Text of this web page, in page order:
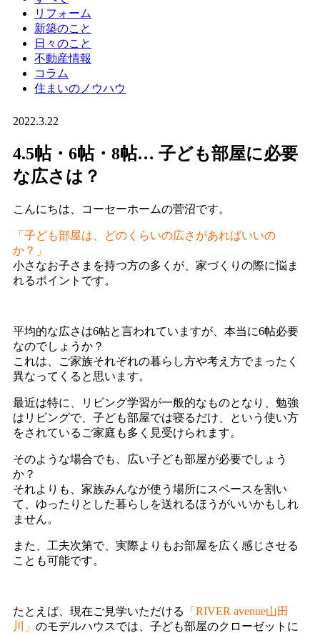
リフォーム
新築のこと
日々のこと
不動産情報
コラム
住まいのノウハウ
2022.3.22
4.5帖・6帖・8帖… 子ども部屋に必要
な広さは？
こんにちは、コーセーホームの菅沼です。
「子ども部屋は、どのくらいの広さがあればいいの
か？」
小さなお子さまを持つ方の多くが、家づくりの際に悩ま
れるポイントです。
平均的な広さは6帖と言われていますが、本当に6帖必要
なのでしょうか？
これは、ご家族それぞれの暮らし方や考え方でまったく
異なってくると思います。
最近は特に、リビング学習が一般的なものとなり、勉強
はリビングで、子ども部屋では寝るだけ、という使い方
をされているご家庭も多く見受けられます。
そのような場合でも、広い子ども部屋が必要でしょう
か？
それよりも、家族みんなが使う場所にスペースを割い
て、ゆったりとした暮らしを送れるほうがいいかもしれ
ません。
また、工夫次第で、実際よりもお部屋を広く感じさせる
ことも可能です。
たとえば、現在ご見学いただける
「RIVER avenue山田
川」 のモデルハウスでは、子ども部屋のクローゼットに